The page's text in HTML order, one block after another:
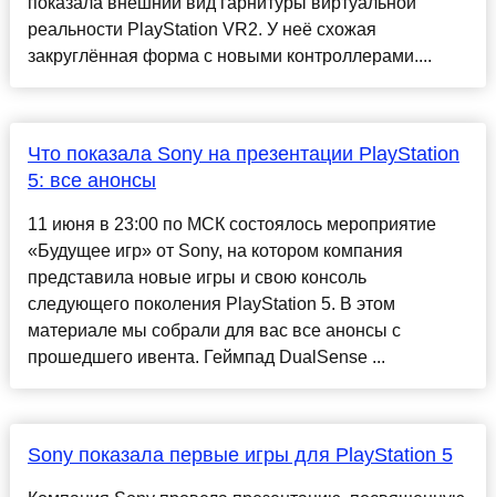
реальности PlayStation VR2. У неё схожая
закруглённая форма с новыми контроллерами....
Что показала Sony на презентации PlayStation
5: все анонсы
11 июня в 23:00 по МСК состоялось мероприятие
«Будущее игр» от Sony, на котором компания
представила новые игры и свою консоль
следующего поколения PlayStation 5. В этом
материале мы собрали для вас все анонсы с
прошедшего ивента. Геймпад DualSense ...
Sony показала первые игры для PlayStation 5